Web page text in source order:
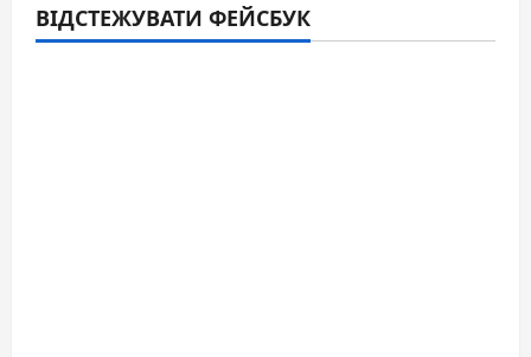
ВІДСТЕЖУВАТИ ФЕЙСБУК